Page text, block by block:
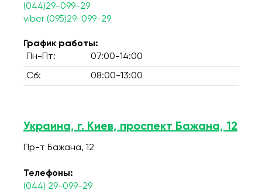
(044)29-099-29
viber (095)29-099-29
График работы:
Пн-Пт:
07:00-14:00
Сб: 08:00-13:00
Украина, г. Киев, проспект Бажана, 12
Пр-т Бажана, 12
Телефоны:
(044) 29-099-29